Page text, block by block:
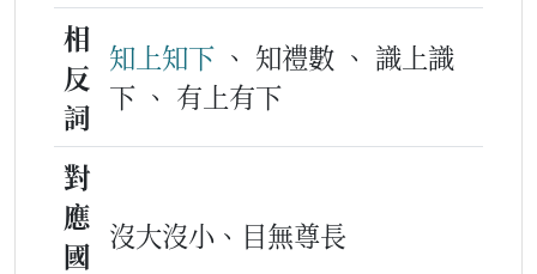
相
反
詞
知上知下 、 知禮數 、 識上識
下 、 有上有下
對
應
國
沒大沒小、目無尊長